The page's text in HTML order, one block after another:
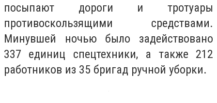
посыпают дороги и тротуары
противоскользящими средствами.
Минувшей ночью было задействовано
337 единиц спецтехники, а также 212
работников из 35 бригад ручной уборки.